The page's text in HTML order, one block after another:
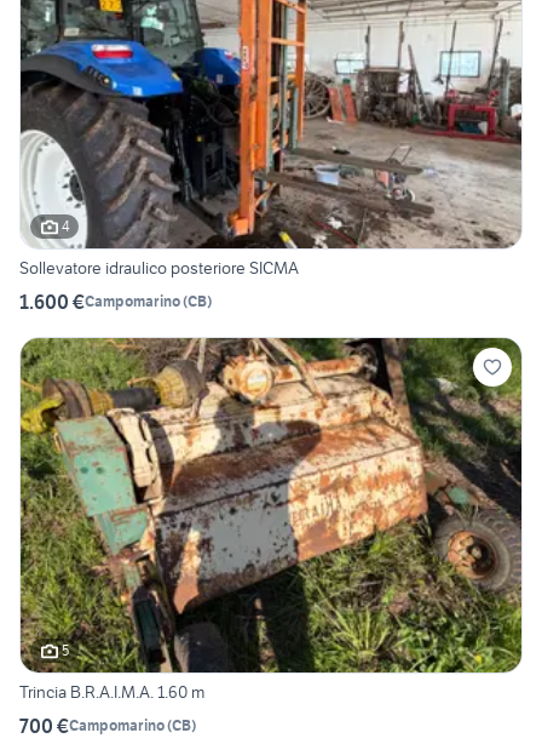
4
Sollevatore idraulico posteriore SICMA
1.600 €Campomarino(CB)
5
Trincia B.R.A.I.M.A. 1.60 m
700 €Campomarino(CB)